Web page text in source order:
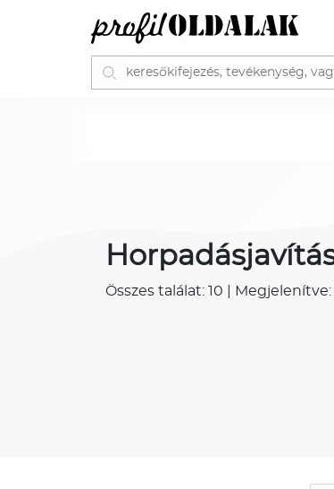
Összes találat: 10 | Megjelenítve: